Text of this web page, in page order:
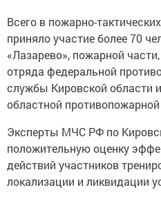
Всего в пожарно-
приняло участие более 70
«Лазарево», пожарной
отряда федеральной
службы Кировской области
областной
Эксперты МЧС РФ по
положительную оценку
действий участников
локализации и ликвидации